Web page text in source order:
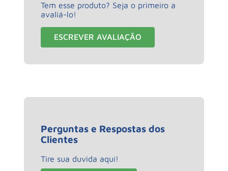
Tem esse produto? Seja o primeiro a
avaliá-lo!
ESCREVER AVALIAÇÃO
Perguntas e Respostas dos
Clientes
Tire sua duvida aqui!